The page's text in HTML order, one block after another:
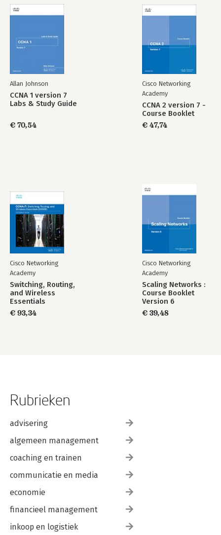
Switching, Routing,
Companion Guide
(CCNAv7)
Introduction to
Bekijk alle boeken
Allan Johnson
CCNA 1 version 7
Labs & Study Guide
€ 70,54
Cisco Networking
Academy
CCNA 2 version 7 -
Course Booklet
€ 47,74
Cisco Networking
Academy
Switching, Routing,
and Wireless
Essentials
Companion Guide
(CCNAv7)
€ 93,34
Cisco Networking
Academy
Scaling Networks :
Course Booklet
Version 6
€ 39,48
Rubrieken
advisering
algemeen management
coaching en trainen
communicatie en media
economie
financieel management
inkoop en logistiek